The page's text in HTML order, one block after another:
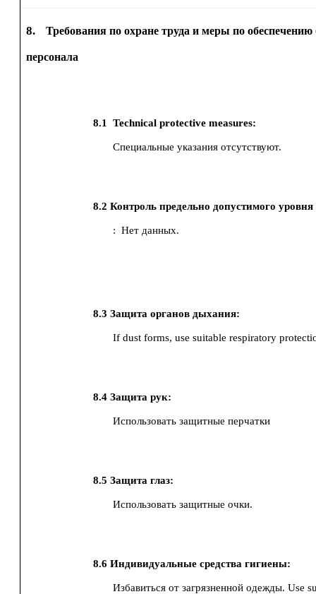
8. Требования по охране труда и меры по обеспечению
персонала
8.1 Technical protective measures:
Специальные указания отсутствуют.
8.2 Контроль предельно допустимого уровня
: Нет данных.
8.3 Защита органов дыхания:
If dust forms, use suitable respiratory
8.4 Защита рук:
Использовать защитные перчатки
8.5 Защита глаз:
Использовать защитные очки.
8.6 Индивидуальные средства гигиены:
Избавиться от загрязненной одежды. Use